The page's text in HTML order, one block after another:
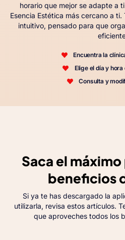
horario que mejor se adapte a
Esencia Estética más cercano a
intuitivo, pensado para que
Encuentra la
Elige el día y
Consulta y
Saca el
beneficios
Si ya te has descargado la
utilizarla, revisa estos artículos.
que aproveches todos los